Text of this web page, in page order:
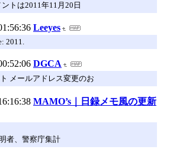
トは2011年11月20日
Leeyes
2011.
DGCA
メールアドレス変更のお
MAMO’s｜日録メモ風の更新
者、警察庁集計